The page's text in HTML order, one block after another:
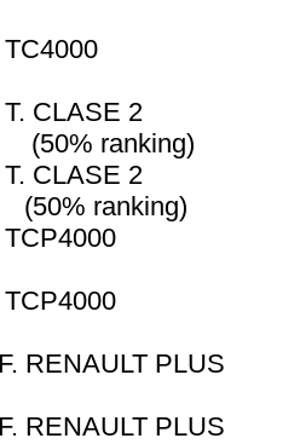
hs. TC4000
hs. T. CLASE
ranking)
hs. T.
ranking)
hs.
hs.
F. RENAULT
F. RENAULT